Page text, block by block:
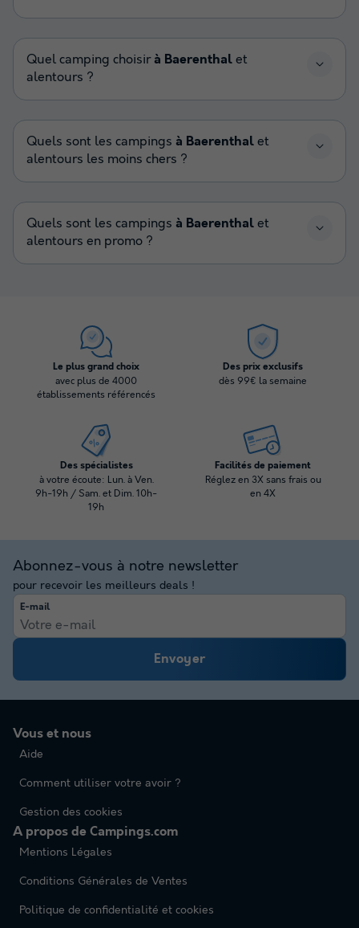
Quel camping choisirà Baerenthal et
alentours ?
Quels sont les campings à Baerenthal et
alentours les moins chers ?
Quels sont les campings à Baerenthal et
alentours en promo ?
Le plus grand choix
avec plus de 4000
établissements référencés
Des prix exclusifs
dès 99€ la semaine
Des spécialistes
à votre écoute: Lun. à Ven.
9h-19h / Sam. et Dim. 10h-
19h
Facilités de paiement
Réglez en 3X sans frais ou
en 4X
Abonnez-vous à notre newsletter
pour recevoir les meilleurs deals !
E-mail
Envoyer
Vous et nous
Aide
Comment utiliser votre avoir ?
Gestion des cookies
A propos de Campings.com
Mentions Légales
Conditions Générales de Ventes
Politique de confidentialité et cookies